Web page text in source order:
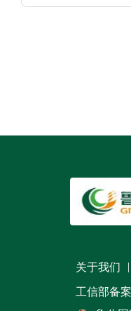
关于我们 |
工信部备